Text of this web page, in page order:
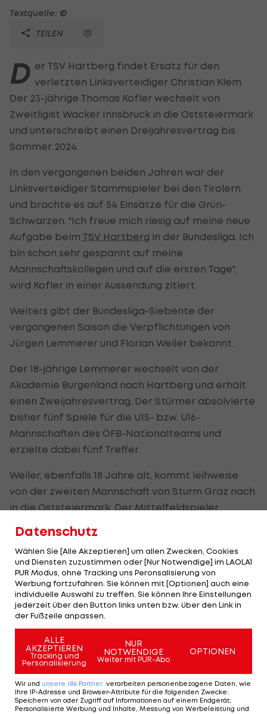
Textquelle: ©
TEILEN
D er TSV Hartberg findet Ersatz für den
verletzten Linksverteidiger Christian Klem.
Der 23-jährige Thomas Kofler wechselt von
Zweitligist Wacker Innsbruck in die Oststeiermark
und unterschreibt einen Dreijahresvertrag bis
Sommer 2024.
In den vergangenen beiden Jahren war der
Linksverteidiger Stammspieler bei den Tirolern
und brachte es auf 54 Einsätze für die Grün-
Schwarzen. "Ich freue mich riesig auf meine neue
Aufgabe beim TSV Hartberg in der Bundesliga. Ich
bin schon sehr gespannt auf meine
Mannschaftskollegen und auf die ersten Tage",
wird Kofler in einer Aussendung zitiert.
Weiters gibt der Bundesliga-Siebente der
vergangenen Saison die Verpflichtungen von
Jürgen Lemmerer und Florian Weiler bekannt.
Der 18-jährige Lemmerer wechselt von der
Akademie Burgenland nach Hartberg und erhält
einen Zweijahresvertrag. Der Stürmer absolvierte
bisher fünf Spiele für die U15- bzw. U16-
Mannschaften des ÖFB-Nationalteams und
erzielte dabei fünf Treffer.
Weiler, ebenfalls 18 Jahre alt, kommt leihweise
von der zweiten Mannschaft von Sturm Graz nach
in die Oststeiermark. Der Mittelfeldspieler
Zweitligist FC Gratkorn und wechselte danach in
die Jugend desSK Sturm Graz. Weiler hat bereits
18 Einsätze für die österreichische U15-, U16- und
U17-Nationalmannschaft absolviert.
Hartberg-Obmann und -Geschäftsführer Erich
Korherr meint: "Nach der Verletzung von Christian
Klem mussten wir auf der linken Abwehrseite
reagieren. Dass wir mit Thomas Kofler nun einen
jungen Österreicher verpflichten konnten ist
erfreulich. Kofler war Stammspieler in Innsbruck
und war ein wichtiger Bestandteil in der tollen
Datenschutz
Wählen Sie [Alle Akzeptieren] um allen Zwecken, Cookies
und Diensten zuzustimmen oder [Nur Notwendige] im LAOLA1
PUR Modus, ohne Tracking uns Peronsalisierung von
Werbung fortzufahren. Sie können mit [Optionen] auch eine
individuelle Auswahl zu treffen. Sie können Ihre Einstellungen
jederzeit über den Button links unten bzw. über den Link in
der Fußzeile anpassen.
ALLE
AKZEPTIEREN
Tracking und
Personalisierung
NUR
NOTWENDIGE
Weiter mit PUR-Abo
OPTIONEN
Wir und unsere 186 Partner verarbeiten personenbezogene Daten, wie
Ihre IP-Adresse und Browser-Attribute für die folgenden Zwecke:
Speichern von oder Zugriff auf Informationen auf einem Endgerät;
Personalisierte Werbung und Inhalte, Messung von Werbeleistung und